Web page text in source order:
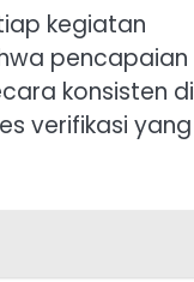
kegiatan
pencapaian
konsisten di
verifikasi yang